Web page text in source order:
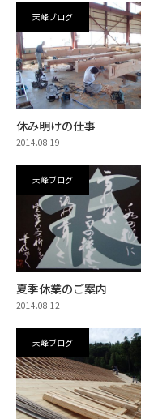
天峰ブログ
休み明けの仕事
2014.08.19
天峰ブログ
夏季休業のご案内
2014.08.12
天峰ブログ